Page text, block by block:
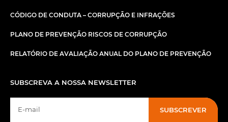
CÓDIGO DE CONDUTA – CORRUPÇÃO E INFRAÇÕES
PLANO DE PREVENÇÃO RISCOS DE CORRUPÇÃO
RELATÓRIO DE AVALIAÇÃO ANUAL DO PLANO DE PREVENÇÃO
SUBSCREVA A NOSSA NEWSLETTER
SUBSCREVER